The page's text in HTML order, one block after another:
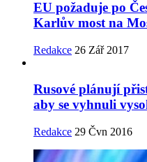
EU požaduje po
Karlův most na
Redakce 26 Zář 2017
Rusové plánují
aby se vyhnuli
Redakce 29 Čvn 2016